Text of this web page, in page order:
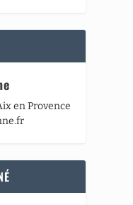
en Provence